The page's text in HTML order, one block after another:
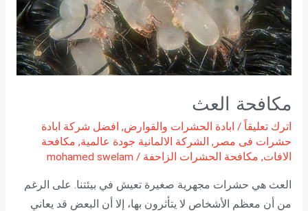
مكافحة العث
اترك تعليقاً / ابادة الحشرات والقوارض, افضل شركة ابادة
حشرات فى مصر , الشركة الالمانية جودة عالمية, مكافحة
الافات, مكافحة الحشرات الزاحفة /
mohamed swelam
العث هي حشرات مجهرية صغيرة تعيش في بيئتنا. على الرغم
من أن معظم الأشخاص لا يتأثرون بها، إلا أن البعض قد يعاني